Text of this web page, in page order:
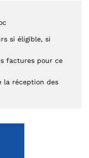
si éligible, si
factures pour ce
la réception des